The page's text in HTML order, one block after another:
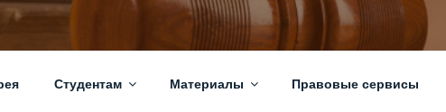
Студентам Материалы Правовые сервисы